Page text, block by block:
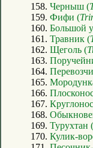
158. Черныш (
159. Фифи (
160. Большой
161. Травник (
162. Щеголь (
163.
164.
165.
166.
167.
168.
169. Турухтан (
170. Кулик-